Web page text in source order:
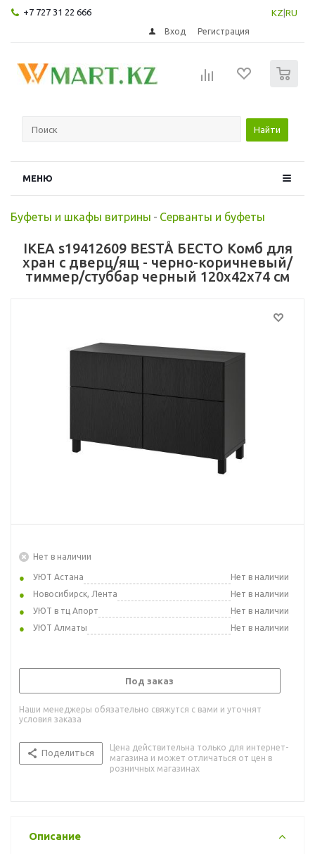
+7 727 31 22 666 KZ RU
Вход Регистрация
Найти
МЕНЮ
Буфеты и шкафы витрины - Серванты и буфеты
IKEA s19412609 BESTÅ БЕСТО Комб для
хран с дверц/ящ - черно-коричневый/
тиммер/стуббар черный 120x42x74 см
Нет в наличии
УЮТ Астана
Нет в наличии
Новосибирск, Лента
Нет в наличии
УЮТ в тц Апорт
Нет в наличии
УЮТ Алматы
Нет в наличии
Под заказ
Наши менеджеры обязательно свяжутся с вами и уточнят
условия заказа
Поделиться
Цена действительна только для интернет-
магазина и может отличаться от цен в
розничных магазинах
Описание